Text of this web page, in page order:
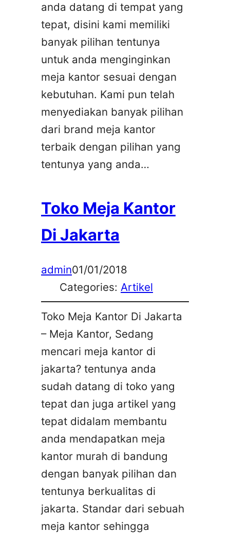
anda datang di tempat yang
tepat, disini kami memiliki
banyak pilihan tentunya
untuk anda menginginkan
meja kantor sesuai dengan
kebutuhan. Kami pun telah
menyediakan banyak pilihan
dari brand meja kantor
terbaik dengan pilihan yang
tentunya yang anda…
Toko Meja Kantor
Di Jakarta
admin01/01/2018
Categories: Artikel
Toko Meja Kantor Di Jakarta
– Meja Kantor, Sedang
mencari meja kantor di
jakarta? tentunya anda
sudah datang di toko yang
tepat dan juga artikel yang
tepat didalam membantu
anda mendapatkan meja
kantor murah di bandung
dengan banyak pilihan dan
tentunya berkualitas di
jakarta. Standar dari sebuah
meja kantor sehingga